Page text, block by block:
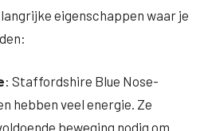
eigenschappen waar je
: Staffordshire Blue Nose-
hebben veel energie. Ze
beweging nodig om